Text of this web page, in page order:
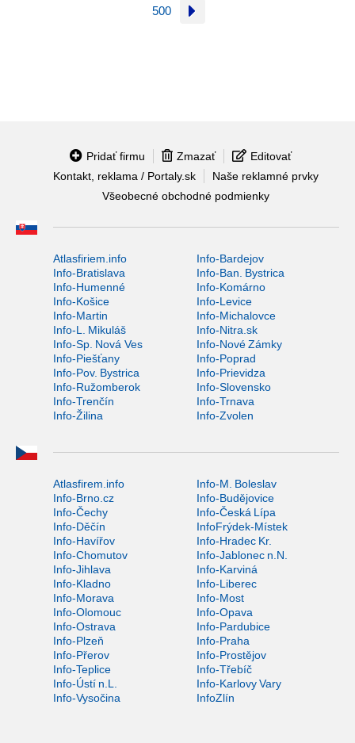
500
Pridať firmu Zmazať
Editovať
Kontakt, reklama / Portaly.sk
Naše reklamné prvky
Všeobecné obchodné podmienky
Atlasfiriem.info
Info-Bardejov
Info-Bratislava
Info-Ban. Bystrica
Info-Humenné
Info-Komárno
Info-Košice
Info-Levice
Info-Martin
Info-Michalovce
Info-L. Mikuláš
Info-Nitra.sk
Info-Sp. Nová Ves
Info-Nové Zámky
Info-Piešťany
Info-Poprad
Info-Pov. Bystrica
Info-Prievidza
Info-Ružomberok
Info-Slovensko
Info-Trenčín
Info-Trnava
Info-Žilina
Info-Zvolen
Atlasfirem.info
Info-M. Boleslav
Info-Brno.cz
Info-Budějovice
Info-Čechy
Info-Česká Lípa
Info-Děčín
InfoFrýdek-Místek
Info-Havířov
Info-Hradec Kr.
Info-Chomutov
Info-Jablonec n.N.
Info-Jihlava
Info-Karviná
Info-Kladno
Info-Liberec
Info-Morava
Info-Most
Info-Olomouc
Info-Opava
Info-Ostrava
Info-Pardubice
Info-Plzeň
Info-Praha
Info-Přerov
Info-Prostějov
Info-Teplice
Info-Třebíč
Info-Ústí n.L.
Info-Karlovy Vary
Info-Vysočina
InfoZlín